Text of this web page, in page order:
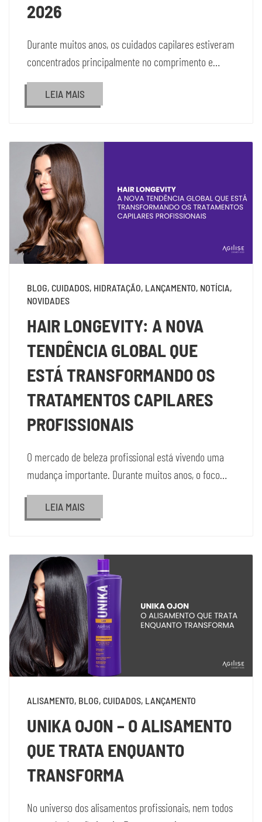
2026
Durante muitos anos, os cuidados capilares estiveram
concentrados principalmente no comprimento e…
LEIA MAIS
BLOG, CUIDADOS, HIDRATAÇÃO, LANÇAMENTO, NOTÍCIA,
NOVIDADES
HAIR LONGEVITY: A NOVA
TENDÊNCIA GLOBAL QUE
ESTÁ TRANSFORMANDO OS
TRATAMENTOS CAPILARES
PROFISSIONAIS
O mercado de beleza profissional está vivendo uma
mudança importante. Durante muitos anos, o foco…
LEIA MAIS
ALISAMENTO, BLOG, CUIDADOS, LANÇAMENTO
UNIKA OJON – O ALISAMENTO
QUE TRATA ENQUANTO
TRANSFORMA
No universo dos alisamentos profissionais, nem todos